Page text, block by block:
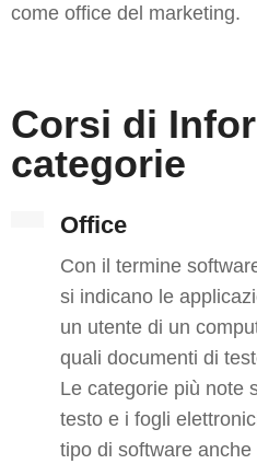
come office del marketing.
Corsi di
categorie
Office
Con il termine
si indicano le
un utente di un
quali documenti di
Le categorie più note
testo e i fogli
tipo di software